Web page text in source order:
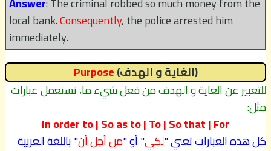
local bank.Consequently, the police arrested him
immediately.
Purpose
(الغاية و الهدف)
للتعبير عن الغاية و الهدف من فعل شيء ما، نستعمل عبارات
مثل:
In order to | So as to | To | So that | For
كل هذه العبارات تعني "لكي" أو "من أجل أن" باللغة العربية